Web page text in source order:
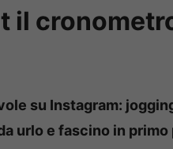
il
su Instagram:
urlo e fascino in primo